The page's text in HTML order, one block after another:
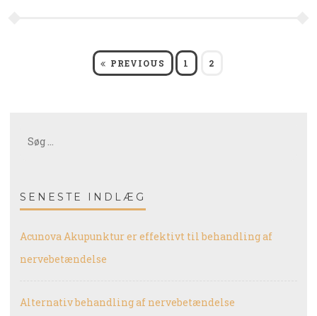
Indlægsinddeling
PREVIOUS PAGE
1 PAGE
2
SENESTE INDLÆG
Acunova Akupunktur er effektivt til behandling af
nervebetændelse
Alternativ behandling af nervebetændelse